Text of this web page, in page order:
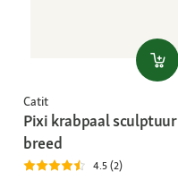
Catit
Pixi krabpaal sculptuur
breed
4.5 (2)